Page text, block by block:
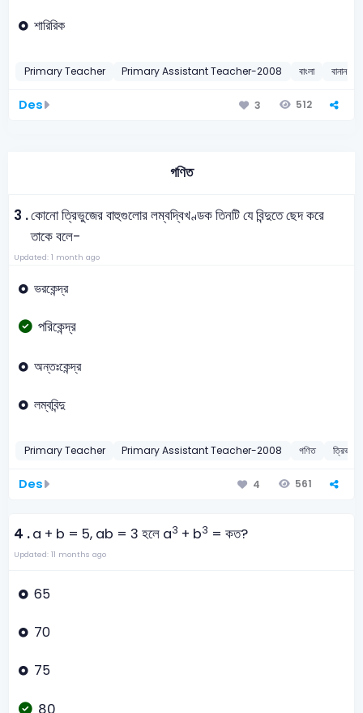
শারিরিক
Primary Teacher Primary Assistant Teacher-2008 বাংলা বানান
Des 3 512
গণিত
3 .কোনো ত্রিভুজের বাহুগুলোর লম্বদ্বিখণ্ডক তিনটি যে বিন্দুতে ছেদ করে
তাকে বলে-
Updated: 1 month ago
ভরকেন্দ্র
পরিকেন্দ্র
অন্তঃকেন্দ্র
লম্ববিন্দু
Primary Teacher Primary Assistant Teacher-2008 গণিত ত্রিভুজ
Des 4 561
4 .a + b = 5, ab = 3 হলে a3 + b3 = কত?
Updated: 11 months ago
65
70
75
80